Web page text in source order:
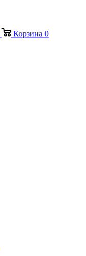
Корзина 0